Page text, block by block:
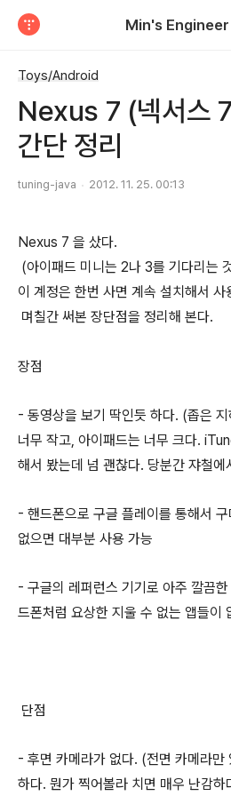
Min's
Toys/Android
Nexus 7 (넥서스
간단 정리
tuning-java 2012. 11. 25. 00:13
Nexus 7 을 샀다.
(아이패드 미니는 2나 3를 기다리는
이 계정은 한번 사면 계속 설치해서 사
며칠간 써본 장단점을 정리해 본다.
장점
- 동영상을 보기 딱인듯 하다. (좁은
너무 작고, 아이패드는 너무 크다.
해서 봤는데 넘 괜찮다. 당분간 쟈철에
- 핸드폰으로 구글 플레이를 통해서
없으면 대부분 사용 가능
- 구글의 레퍼런스 기기로 아주 깔끔
드폰처럼 요상한 지울 수 없는 앱들이
단점
- 후면 카메라가 없다. (전면 카메라만
하다. 뭔가 찍어볼라 치면 매우 난감하